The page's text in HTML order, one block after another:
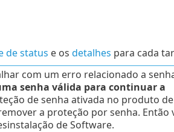
de status e os detalhes para cada
com um erro relacionado a
senha válida para continuar a
de senha ativada no produto
a proteção por senha. Então
de Software.